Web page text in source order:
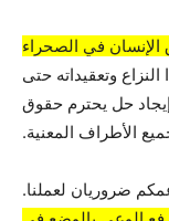
الإنسان في الصحراء
وتعقيداته حتى
حل يحترم حقوق
الأطراف المعنية.
ضروريان لعملنا.